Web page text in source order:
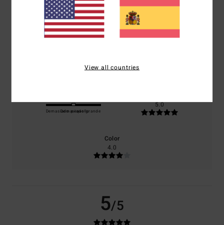
basado en1 reseñas verificadasdesde julio 2026
El 100% de nuestros clientes recomiendan este producto
Demasiado pequeño
Demasiado grande
5.0
Color
4.0
5/5
View all countries